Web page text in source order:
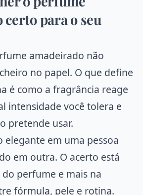
para o seu
amadeirado não
no papel. O que define
é como a fragrância reage
intensidade você tolera e
pretende usar.
elegante em uma pessoa
em outra. O acerto está
perfume e mais na
fórmula, pele e rotina.